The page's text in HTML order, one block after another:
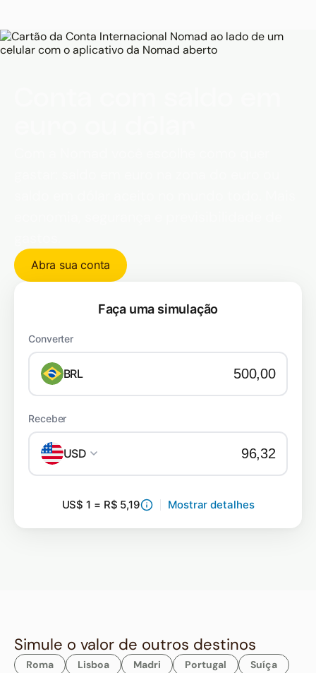
3.245 na viagem confortável e até R$ 7.375 na
viagem de luxo.
Abra sua conta
Faça uma simulação
Converter
BRL
Receber
USD
US$ 1 = R$ 5,19 Mostrar detalhes
Simule o valor de outros destinos
Roma Lisboa Madri Portugal
Suíça